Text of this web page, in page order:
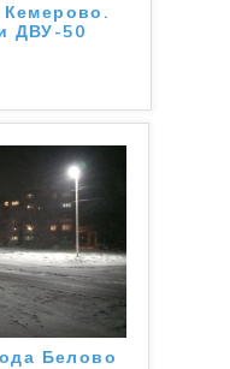
Кемерово.
ДВУ-50
Белово